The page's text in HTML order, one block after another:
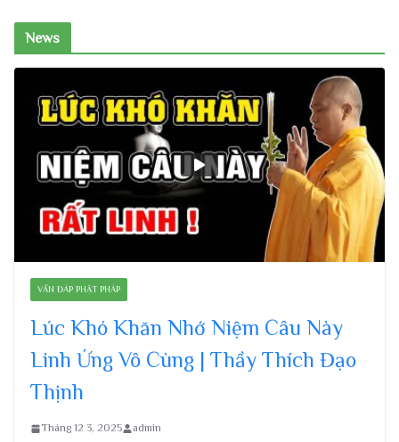
News
VẤN ĐÁP PHẬT PHÁP
Lúc Khó Khăn Nhớ Niệm Câu Này
Linh Ứng Vô Cùng | Thầy Thích Đạo
Thịnh
Tháng 12 3, 2025 admin